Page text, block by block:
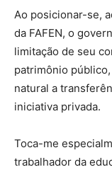
Ao posicionar-se,
da FAFEN, o
limitação de seu
patrimônio
natural a
iniciativa privada.
Toca-me
trabalhador da